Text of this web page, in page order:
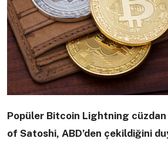
Popüler Bitcoin Lightning cüzdan
of Satoshi, ABD’den çekildiğini